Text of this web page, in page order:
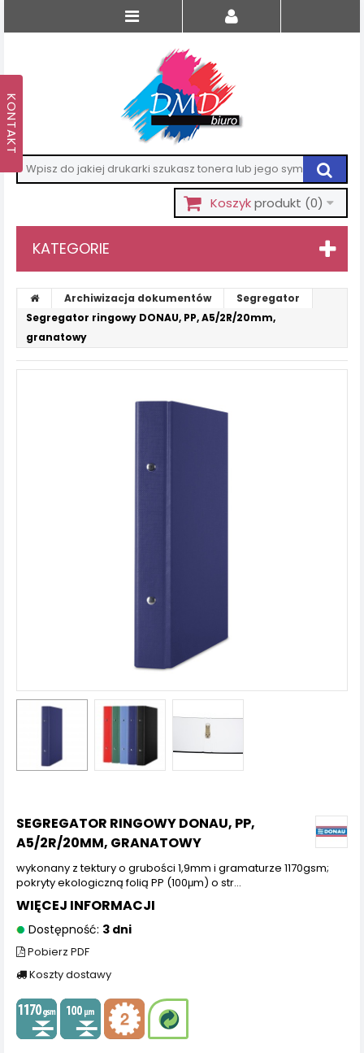
Koszykprodukt (0)
KATEGORIE
Archiwizacja dokumentów
Segregator
Segregator ringowy DONAU, PP, A5/2R/20mm,
granatowy
SEGREGATOR RINGOWY DONAU, PP,
A5/2R/20MM, GRANATOWY
wykonany z tektury o grubości 1,9mm i gramaturze 1170gsm;
pokryty ekologiczną folią PP (100μm) o str...
WIĘCEJ INFORMACJI
Dostępność: 3 dni
Pobierz PDF
Koszty dostawy